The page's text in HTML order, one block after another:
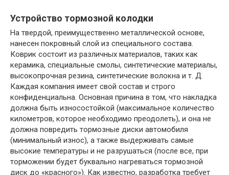
Устройство тормозной колодки
На твердой, преимущественно металлической основе,
нанесен покровный слой из специального состава.
Коврик состоит из различных материалов, таких как
керамика, специальные смолы, синтетические материалы,
высокопрочная резина, синтетические волокна и т. Д.
Каждая компания имеет свой состав и строго
конфиденциальна. Основная причина в том, что накладка
должна быть износостойкой (максимальное количество
километров, которое необходимо преодолеть), и она не
должна повредить тормозные диски автомобиля
(минимальный износ), а также выдерживать самые
высокие температуры и не разрушаться (после все, при
торможении будет буквально нагреваться тормозной
диск до «красного»). Как известно, разработка требует